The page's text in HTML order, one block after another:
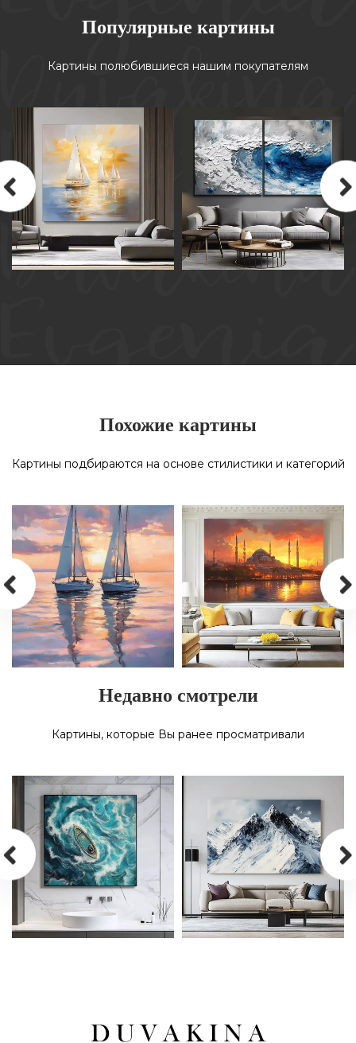
Популярные картины
Картины полюбившиеся нашим покупателям
Похожие картины
Картины подбираются на основе стилистики и категорий
КАРТИНА МАСЛОМ НА
ЗАКАТУ»
ХОЛСТЕ «МИРНЫЙ ЗАКАТ»
Недавно смотрели
Картины, которые Вы ранее просматривали